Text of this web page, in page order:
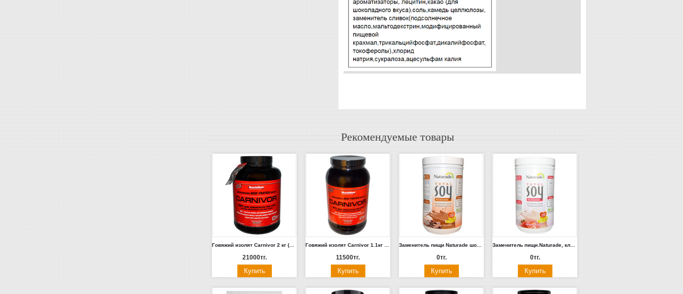
Рекомендуемые товары
21000тг. 11500тг. 0тг. 0тг.